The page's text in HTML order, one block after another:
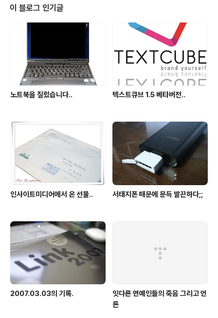
활처럼 여겼는데 어느순간부터 손보다는 얼굴을 내밀고 좌우를 살피는게 습관
이 되어버렸습니다. 질서를 지키겠다는 그 모습.. 어린시절의 그 순수함은 모두
어디로 간걸까요?
이 블로그 인기글
노트북을 질렀습니다.. 텍스트큐브 1.5 베타버전..
인사이트미디어에서 온 선물.. 서태지폰 때문에 문득 발끈하다;;
2007.03.03의 기록.
잇다른 연예인들의 죽음 그리고 언
론